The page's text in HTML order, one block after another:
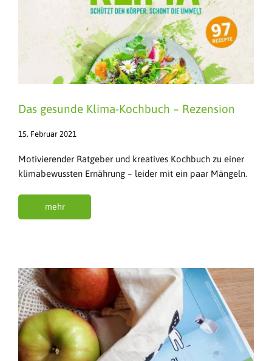
Das gesunde Klima-Kochbuch – Rezension
15. Februar 2021
Motivierender Ratgeber und kreatives Kochbuch zu einer
klimabewussten Ernährung – leider mit ein paar Mängeln.
mehr